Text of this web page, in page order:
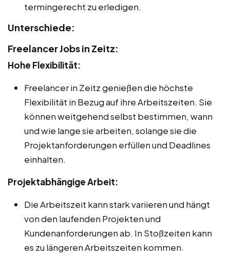
termingerecht zu erledigen.
Unterschiede:
Freelancer Jobs in Zeitz:
Hohe Flexibilität:
Freelancer in Zeitz genießen die höchste
Flexibilität in Bezug auf ihre Arbeitszeiten. Sie
können weitgehend selbst bestimmen, wann
und wie lange sie arbeiten, solange sie die
Projektanforderungen erfüllen und Deadlines
einhalten.
Projektabhängige Arbeit:
Die Arbeitszeit kann stark variieren und hängt
von den laufenden Projekten und
Kundenanforderungen ab. In Stoßzeiten kann
es zu längeren Arbeitszeiten kommen.